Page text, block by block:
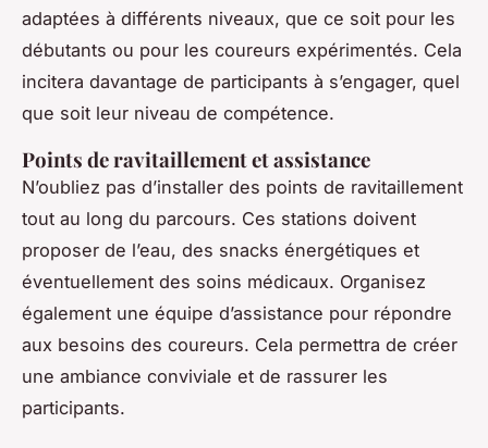
adaptées à différents niveaux, que ce soit pour les
débutants ou pour les coureurs expérimentés. Cela
incitera davantage de participants à s’engager, quel
que soit leur niveau de compétence.
Points de ravitaillement et assistance
N’oubliez pas d’installer des points de ravitaillement
tout au long du parcours. Ces stations doivent
proposer de l’eau, des snacks énergétiques et
éventuellement des soins médicaux. Organisez
également une équipe d’assistance pour répondre
aux besoins des coureurs. Cela permettra de créer
une ambiance conviviale et de rassurer les
participants.